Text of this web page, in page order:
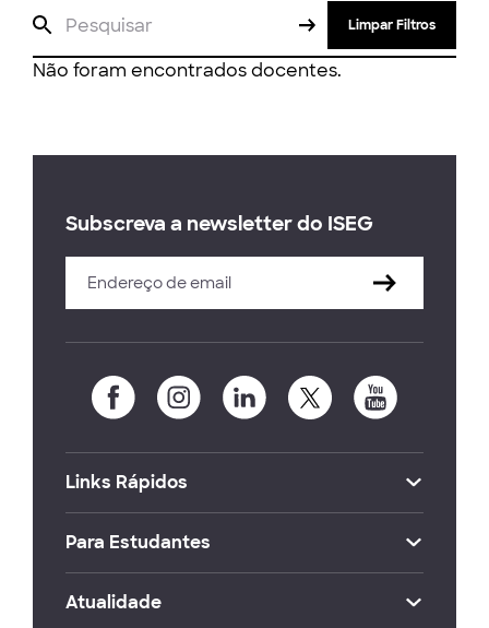
Limpar Filtros
Não foram encontrados docentes.
Subscreva a newsletter do ISEG
Links Rápidos
Para Estudantes
Atualidade